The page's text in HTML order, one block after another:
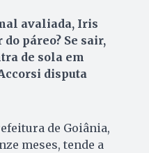
avaliada, Iris
páreo? Se sair,
de sola em
disputa
de Goiânia,
meses, tende a